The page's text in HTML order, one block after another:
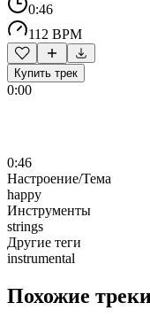
0:46
112 BPM
Купить трек
0:00
0:46
Настроение/Тема
happy
Инструменты
strings
Другие теги
instrumental
Похожие